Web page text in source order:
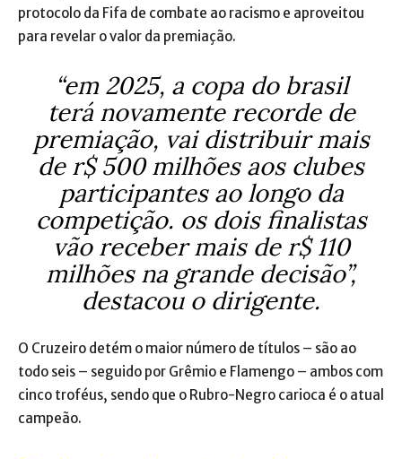
protocolo da Fifa de combate ao racismo e aproveitou
para revelar o valor da premiação.
“em 2025, a copa do brasil
terá novamente recorde de
premiação, vai distribuir mais
de r$ 500 milhões aos clubes
participantes ao longo da
competição. os dois finalistas
vão receber mais de r$ 110
milhões na grande decisão”,
destacou o dirigente.
O Cruzeiro detém o maior número de títulos – são ao
todo seis – seguido por Grêmio e Flamengo – ambos com
cinco troféus, sendo que o Rubro-Negro carioca é o atual
campeão.